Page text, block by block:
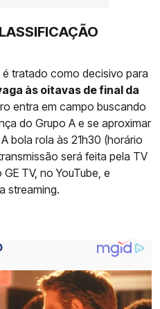
tratado como decisivo para
às oitavas de final da
entra em campo buscando
do Grupo A e se aproximar
bola rola às 21h30 (horário
será feita pela TV
TV, no YouTube, e
streaming.